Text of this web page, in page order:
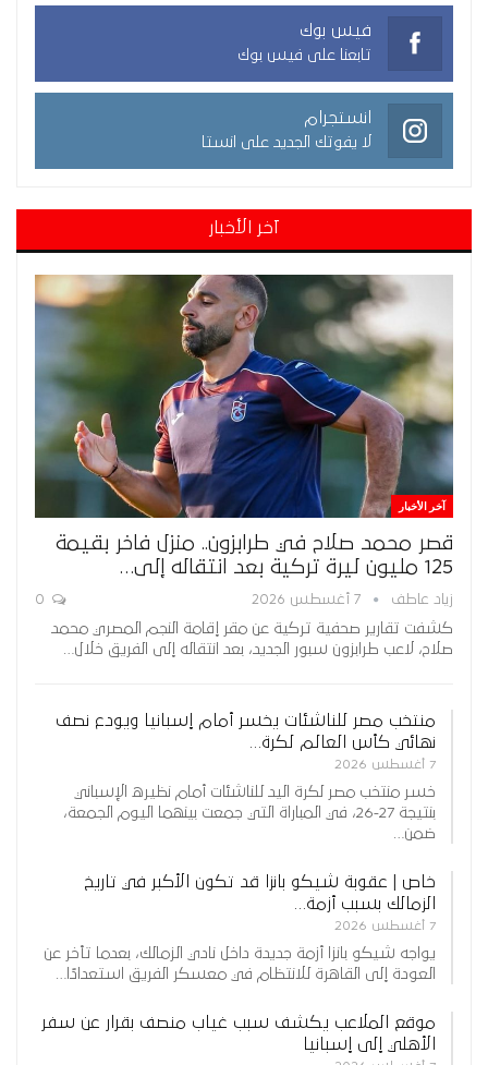
فيس بوك
تابعنا على فيس بوك
انستجرام
لا يفوتك الجديد على انستا
آخر الأخبار
آخر الأخبار
قصر محمد صلاح في طرابزون.. منزل فاخر بقيمة
125 مليون ليرة تركية بعد انتقاله إلى…
زياد عاطف 7 أغسطس 2026
كشفت تقارير صحفية تركية عن مقر إقامة النجم المصري محمد
صلاح، لاعب طرابزون سبور الجديد، بعد انتقاله إلى الفريق خلال…
منتخب مصر للناشئات يخسر أمام إسبانيا ويودع نصف
نهائي كأس العالم لكرة…
7 أغسطس 2026
خسر منتخب مصر لكرة اليد للناشئات أمام نظيره الإسباني
بنتيجة 27-26، في المباراة التي جمعت بينهما اليوم الجمعة،
ضمن…
خاص | عقوبة شيكو بانزا قد تكون الأكبر في تاريخ
الزمالك بسبب أزمة…
7 أغسطس 2026
يواجه شيكو بانزا أزمة جديدة داخل نادي الزمالك، بعدما تأخر عن
العودة إلى القاهرة للانتظام في معسكر الفريق استعدادًا…
موقع الملاعب يكشف سبب غياب منصف بقرار عن سفر
الأهلي إلى إسبانيا